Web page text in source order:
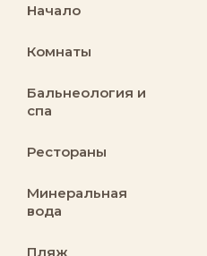
Начало
Комнаты
Бальнеология и
спа
Рестораны
Минеральная
вода
Пляж